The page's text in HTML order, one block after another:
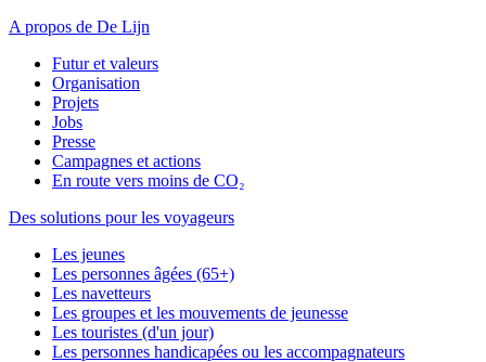
A propos de De Lijn
Futur et valeurs
Organisation
Projets
Jobs
Presse
Campagnes et actions
En route vers moins de CO₂
Des solutions pour les voyageurs
Les jeunes
Les personnes âgées (65+)
Les navetteurs
Les groupes et les mouvements de jeunesse
Les touristes (d'un jour)
Les personnes handicapées ou les accompagnateurs